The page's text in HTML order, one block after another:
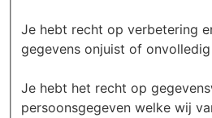
Je hebt recht op verbetering
gegevens onjuist of
Je hebt het recht op
persoonsgegeven welke wij